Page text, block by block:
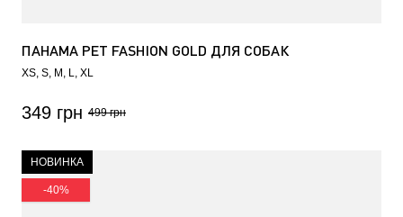
ПАНАМА PET FASHION GOLD ДЛЯ СОБАК
XS S M L XL
349 грн 499 грн
НОВИНКА
-40%